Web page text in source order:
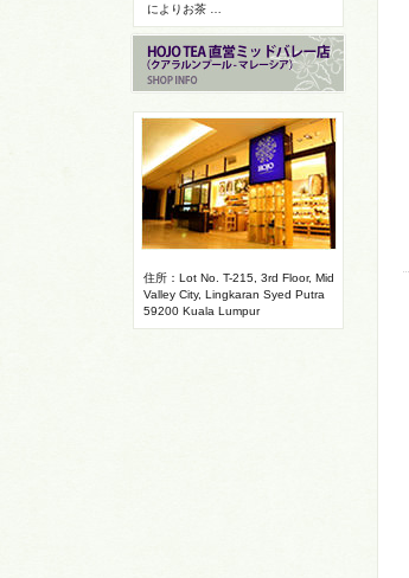
によりお茶 …
住所：Lot No. T-215, 3rd Floor, Mid
Valley City, Lingkaran Syed Putra
59200 Kuala Lumpur